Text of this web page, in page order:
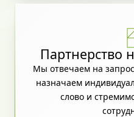
Партнерство
Мы отвечаем на
назначаем
слово и